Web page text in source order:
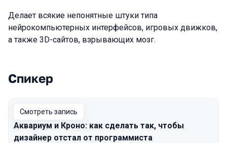
Делает всякие непонятные штуки типа
нейрокомпьютерных интерфейсов, игровых движков,
а также 3D-сайтов, взрывающих мозг.
Выступления в сезоне 2023 Spring
Спикер
Смотреть запись
Аквариум и Кроно: как сделать так, чтобы
дизайнер отстал от программиста